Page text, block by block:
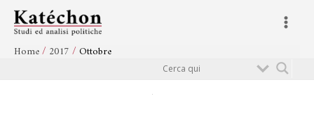
contenuto
Main
Home 2017 Ottobre